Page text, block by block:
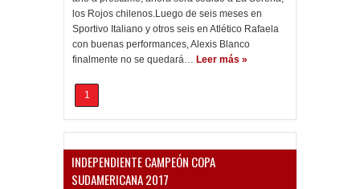
los Rojos chilenos.Luego de seis meses en
Sportivo Italiano y otros seis en Atlético Rafaela
con buenas performances, Alexis Blanco
finalmente no se quedará… Leer más »
1
INDEPENDIENTE CAMPEÓN COPA
SUDAMERICANA 2017